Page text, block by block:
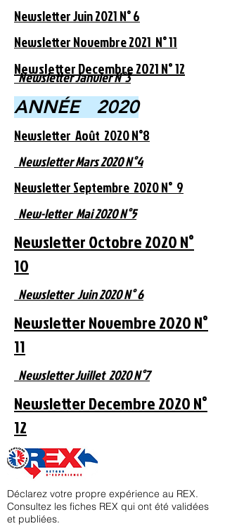
Newsletter Juin 2021 N° 6
Newsletter Novembre 2021 N° 11
Newsletter Decembre 2021 N° 12
Newsletter Janvier N°3
ANNÉE 2020
Newsletter Août 2020 N°8
Newsletter Mars 2020 N°4
Newsletter Septembre 2020 N° 9
New-letter Mai 2020 N°5
Newsletter Octobre2020N°
10
Newsletter Juin 2020 N° 6
Newsletter Novembre 2020 N°
11
Newsletter Juillet 2020 N°7
Newsletter Decembre 2020 N°
12
Déclarez votre propre expérience au REX.
Consultez les fiches REX qui ont été validées
et publiées.